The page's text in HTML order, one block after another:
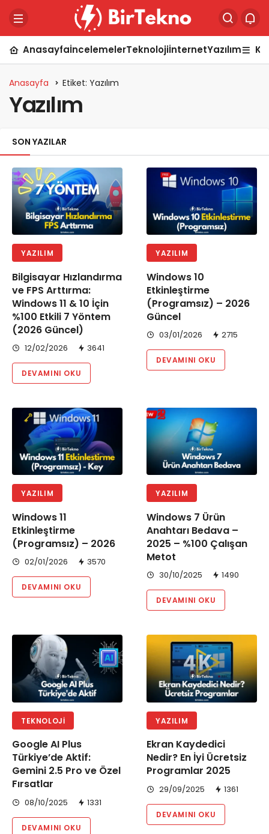
AnasayfaİncelemelerTeknolojiİnternetYazılım
Anasayfa Etiket: Yazılım
Yazılım
SON YAZILAR
YAZILIM
Bilgisayar Hızlandırma
ve FPS Arttırma:
Windows 11 & 10 İçin
%100 Etkili 7 Yöntem
(2026 Güncel)
12/02/2026 3641
DEVAMINI OKU
YAZILIM
Windows 10
Etkinleştirme
(Programsız) – 2026
Güncel
03/01/2026 2715
DEVAMINI OKU
YAZILIM
Windows 11
Etkinleştirme
(Programsız) – 2026
02/01/2026 3570
DEVAMINI OKU
YAZILIM
Windows 7 Ürün
Anahtarı Bedava –
2025 – %100 Çalışan
Metot
30/10/2025 1490
DEVAMINI OKU
TEKNOLOJI
Google AI Plus
Türkiye’de Aktif:
Gemini 2.5 Pro ve Özel
Fırsatlar
08/10/2025 1331
DEVAMINI OKU
YAZILIM
Ekran Kaydedici
Nedir? En İyi Ücretsiz
Programlar 2025
29/09/2025 1361
DEVAMINI OKU